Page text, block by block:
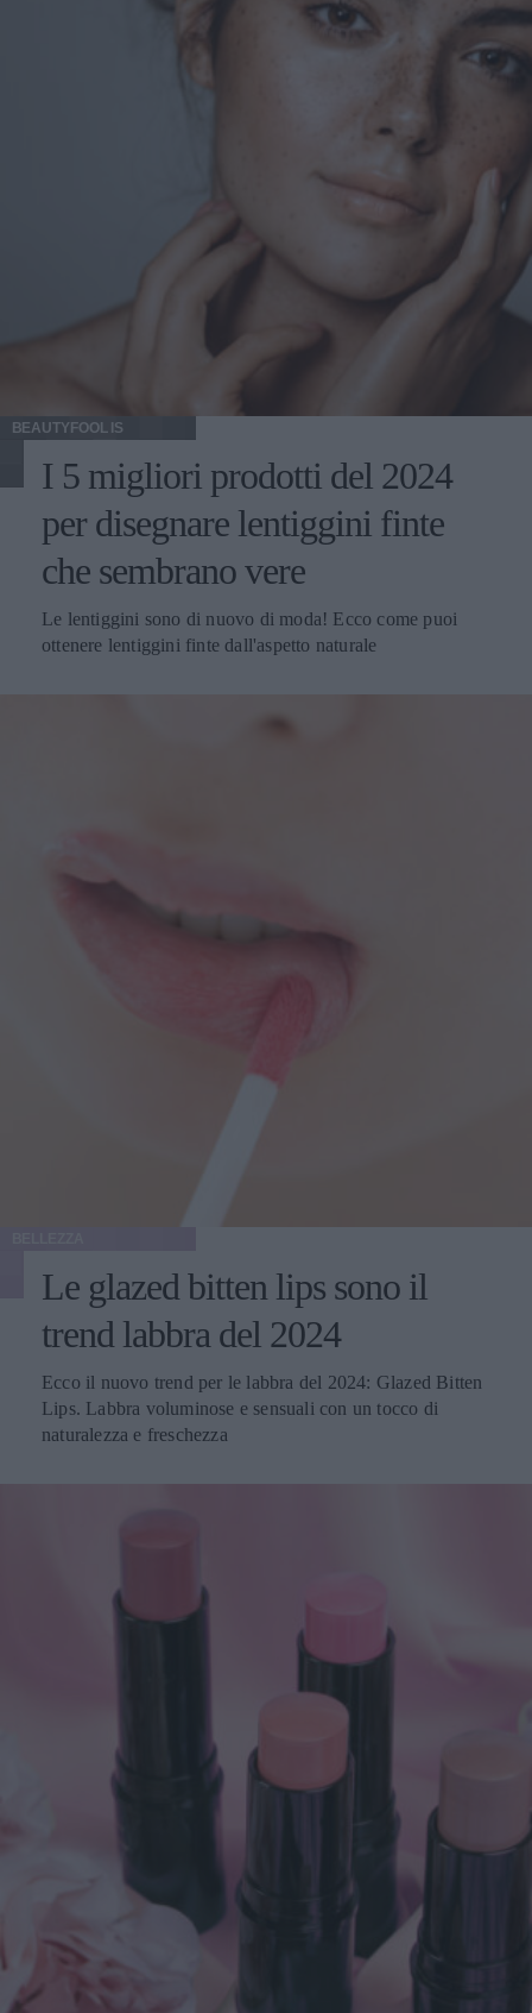
BEAUTYFOOL IS
I 5 migliori prodotti del 2024
per disegnare lentiggini finte
che sembrano vere
Le lentiggini sono di nuovo di moda! Ecco come puoi
ottenere lentiggini finte dall'aspetto naturale
Le glazed bitten lips sono il
trend labbra del 2024
Ecco il nuovo trend per le labbra del 2024: Glazed Bitten
Lips. Labbra voluminose e sensuali con un tocco di
naturalezza e freschezza